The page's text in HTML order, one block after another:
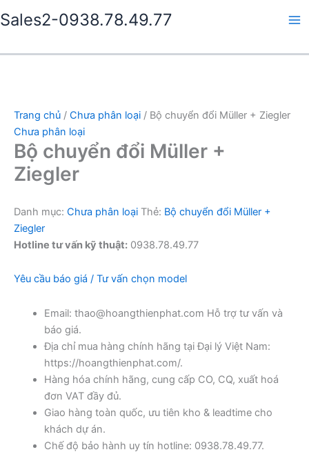
tới
dung
Sales2-0938.78.49.77
Trang chủ / Chưa phân loại / Bộ chuyển đổi Müller + Ziegler
Chưa phân loại
Bộ chuyển đổi Müller +
Ziegler
Danh mục: Chưa phân loại Thẻ: Bộ chuyển đổi Müller +
Ziegler
Hotline tư vấn kỹ thuật: 0938.78.49.77
Yêu cầu báo giá / Tư vấn chọn model
Email: thao@hoangthienphat.com Hỗ trợ tư vấn và
báo giá.
Địa chỉ mua hàng chính hãng tại Đại lý Việt Nam:
https://hoangthienphat.com/.
Hàng hóa chính hãng, cung cấp CO, CQ, xuất hoá
đơn VAT đầy đủ.
Giao hàng toàn quốc, ưu tiên kho & leadtime cho
khách dự án.
Chế độ bảo hành uy tín hotline: 0938.78.49.77.